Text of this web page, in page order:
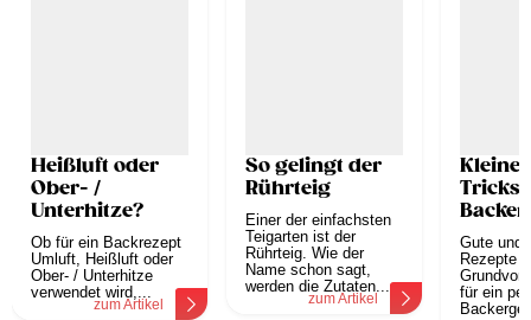
Heißluft oder
Ober- /
Unterhitze?
Ob für ein Backrezept
Umluft, Heißluft oder
Ober- / Unterhitze
verwendet wird,...
zum Artikel
So gelingt der
Rührteig
Einer der einfachsten
Teigarten ist der
Rührteig. Wie der
Name schon sagt,
werden die Zutaten...
zum Artikel
Kleine
Tricks
Backen
Gute und
Rezepte
für ein